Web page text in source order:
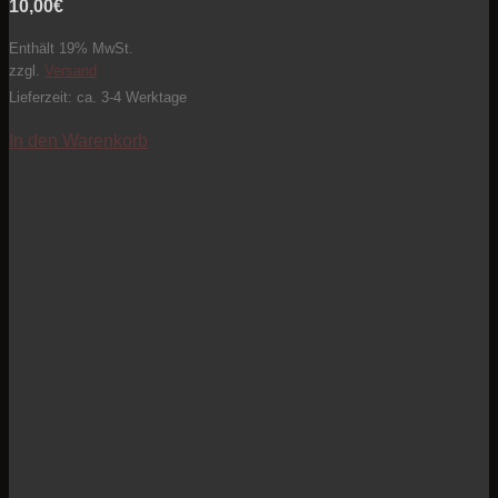
10,00€
Enthält 19% MwSt.
zzgl. Versand
Lieferzeit: ca. 3-4 Werktage
In den Warenkorb